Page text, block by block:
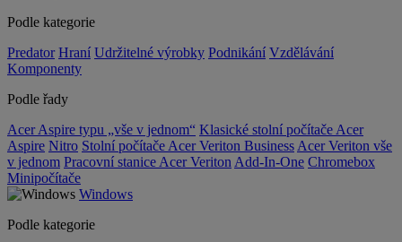
Podle kategorie
Predator Hraní Udržitelné výrobky Podnikání Vzdělávání
Komponenty
Podle řady
Acer Aspire typu „vše v jednom“ Klasické stolní počítače Acer
Aspire Nitro Stolní počítače Acer Veriton Business Acer Veriton vše
v jednom Pracovní stanice Acer Veriton Add-In-One Chromebox
Minipočítače
Windows
Podle kategorie